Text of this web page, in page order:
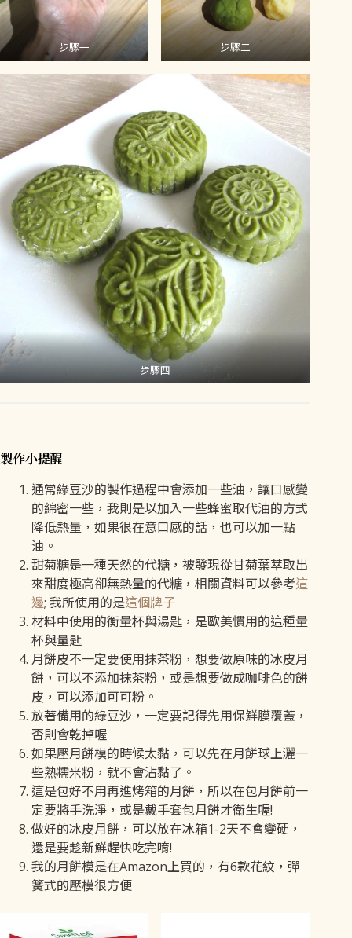
步驟一 步驟二
步驟四
製作小提醒
通常綠豆沙的製作過程中會添加一些油，讓口感變
的綿密一些，我則是以加入一些蜂蜜取代油的方式
降低熱量，如果很在意口感的話，也可以加一點
油。
甜菊糖是一種天然的代糖，被發現從甘菊葉萃取出
來甜度極高卻無熱量的代糖，相關資料可以參考這
邊; 我所使用的是這個牌子
材料中使用的衡量杯與湯匙，是歐美慣用的這種量
杯與量匙
月餅皮不一定要使用抹茶粉，想要做原味的冰皮月
餅，可以不添加抹茶粉，或是想要做成咖啡色的餅
皮，可以添加可可粉。
放著備用的綠豆沙，一定要記得先用保鮮膜覆蓋，
否則會乾掉喔
如果壓月餅模的時候太黏，可以先在月餅球上灑一
些熟糯米粉，就不會沾黏了。
這是包好不用再進烤箱的月餅，所以在包月餅前一
定要將手洗淨，或是戴手套包月餅才衛生喔!
做好的冰皮月餅，可以放在冰箱1-2天不會變硬，
還是要趁新鮮趕快吃完唷!
我的月餅模是在Amazon上買的，有6款花紋，彈
簧式的壓模很方便